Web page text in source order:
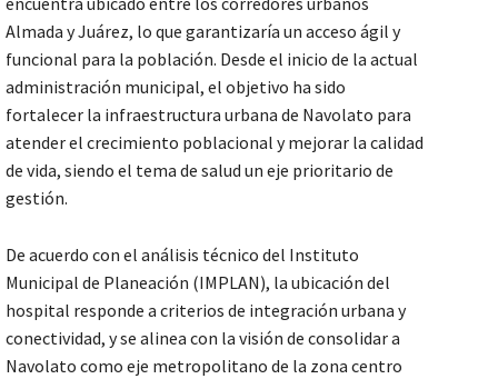
Almada y Juárez, lo que garantizaría un acceso ágil y
funcional para la población. Desde el inicio de la actual
administración municipal, el objetivo ha sido
fortalecer la infraestructura urbana de Navolato para
atender el crecimiento poblacional y mejorar la calidad
de vida, siendo el tema de salud un eje prioritario de
gestión.
De acuerdo con el análisis técnico del Instituto
Municipal de Planeación (IMPLAN), la ubicación del
hospital responde a criterios de integración urbana y
conectividad, y se alinea con la visión de consolidar a
Navolato como eje metropolitano de la zona centro